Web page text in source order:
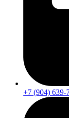
+7 (904) 639-